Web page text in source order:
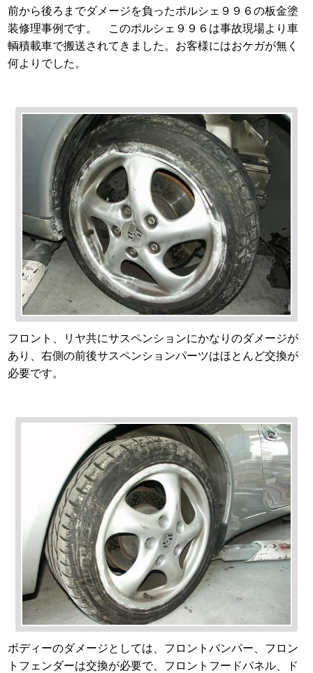
前から後ろまでダメージを負ったポルシェ９９６の板金塗
装修理事例です。 このポルシェ９９６は事故現場より車
輌積載車で搬送されてきました。お客様にはおケガが無く
何よりでした。
フロント、リヤ共にサスペンションにかなりのダメージが
あり、右側の前後サスペンションパーツはほとんど交換が
必要です。
ボディーのダメージとしては、フロントバンパー、フロン
トフェンダーは交換が必要で、フロントフードパネル、ド